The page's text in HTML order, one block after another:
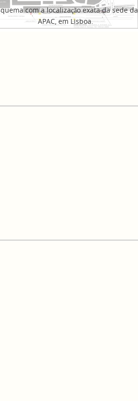
com a localização exata da sede da
APAC, em Lisboa.